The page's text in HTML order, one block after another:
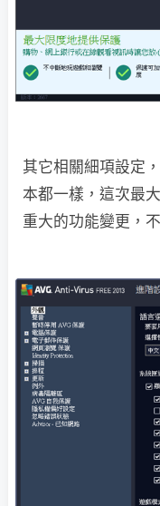
其它相關細項設定
本都一樣，這次最
重大的功能變更，